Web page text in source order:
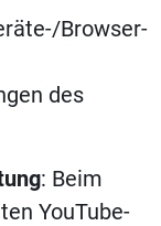
Browser-
des
: Beim
YouTube-